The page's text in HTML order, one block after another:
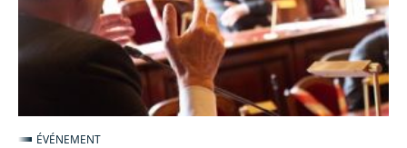
échanges
avant
audiences
ÉVÉNEMENT